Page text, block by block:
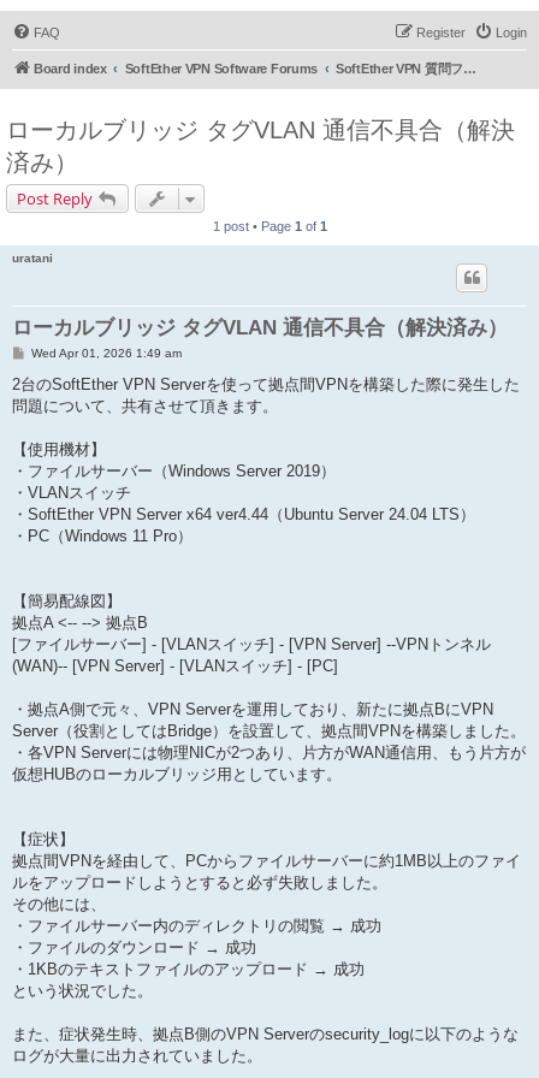
FAQ Login
Register
Board index SoftEther VPN Software Forums SoftEther VPN 質問フォーラム (日本語)
ローカルブリッジ タグVLAN 通信不具合（解決
済み）
Post Reply
1 post • Page 1 of 1
uratani
ローカルブリッジ タグVLAN 通信不具合（解決済み）
P
s
t
Wed Apr 01, 2026 1:49 am
2台のSoftEther VPN Serverを使って拠点間VPNを構築した際に発生した
問題について、共有させて頂きます。
【使用機材】
・ファイルサーバー（Windows Server 2019）
・VLANスイッチ
・SoftEther VPN Server x64 ver4.44（Ubuntu Server 24.04 LTS）
・PC（Windows 11 Pro）
【簡易配線図】
拠点A <-- --> 拠点B
[ファイルサーバー] - [VLANスイッチ] - [VPN Server] --VPNトンネル
(WAN)-- [VPN Server] - [VLANスイッチ] - [PC]
・拠点A側で元々、VPN Serverを運用しており、新たに拠点BにVPN
Server（役割としてはBridge）を設置して、拠点間VPNを構築しました。
・各VPN Serverには物理NICが2つあり、片方がWAN通信用、もう片方が
仮想HUBのローカルブリッジ用としています。
【症状】
拠点間VPNを経由して、PCからファイルサーバーに約1MB以上のファイ
ルをアップロードしようとすると必ず失敗しました。
その他には、
・ファイルサーバー内のディレクトリの閲覧 → 成功
・ファイルのダウンロード → 成功
・1KBのテキストファイルのアップロード → 成功
という状況でした。
また、症状発生時、拠点B側のVPN Serverのsecurity_logに以下のような
ログが大量に出力されていました。